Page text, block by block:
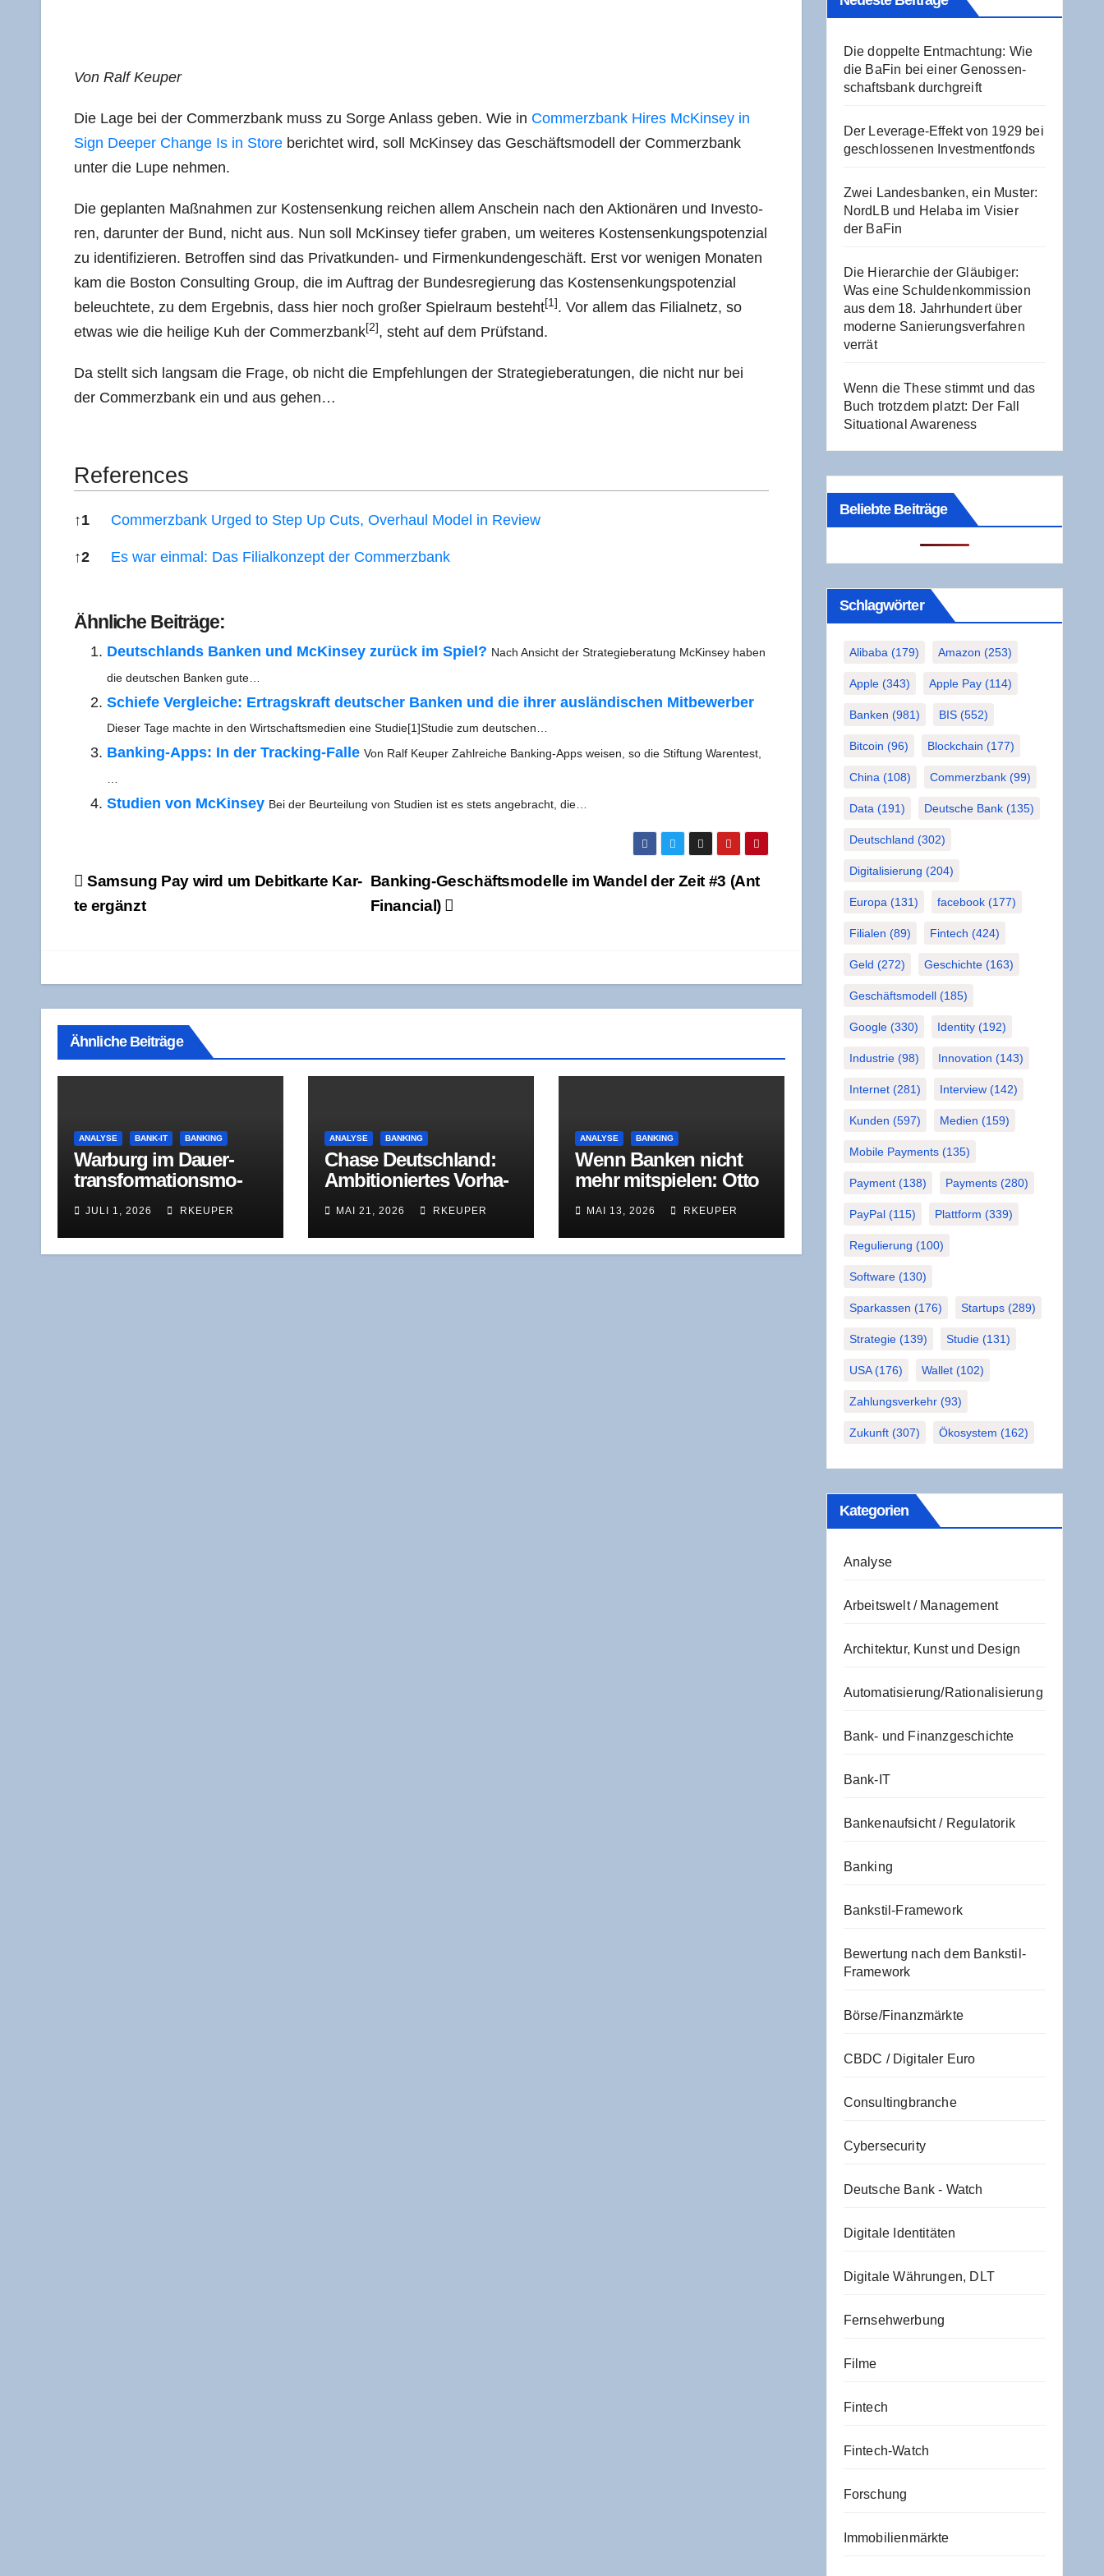
Von Ralf Keuper
Die Lage bei der Com­merz­bank muss zu Sor­ge Anlass geben. Wie in Com­merz­bank Hires McK­in­sey in
Sign Deeper Chan­ge Is in Store berich­tet wird, soll McK­in­sey das Geschäfts­mo­dell der Com­merz­bank
unter die Lupe nehmen.
Die geplan­ten Maß­nah­men zur Kos­ten­sen­kung rei­chen allem Anschein nach den Aktio­nä­ren und Inves­to­
ren, dar­un­ter der Bund, nicht aus. Nun soll McK­in­sey tie­fer gra­ben, um wei­te­res Kos­ten­sen­kungs­po­ten­zi­al
zu iden­ti­fi­zie­ren. Betrof­fen sind das Pri­vat­kun­den- und Fir­men­kun­den­ge­schäft. Erst vor weni­gen Mona­ten
kam die Bos­ton Con­sul­ting Group, die im Auf­trag der Bun­des­re­gie­rung das Kos­ten­sen­kungs­po­ten­zi­al
beleuch­te­te, zu dem Ergeb­nis, dass hier noch gro­ßer Spiel­raum besteht[1] . Vor allem das Fili­al­netz, so
etwas wie die hei­li­ge Kuh der Com­merz­bank[2] , steht auf dem Prüfstand.
Da stellt sich lang­sam die Fra­ge, ob nicht die Emp­feh­lun­gen der Stra­te­gie­be­ra­tun­gen, die nicht nur bei
der Com­merz­bank ein und aus gehen…
Refe­ren­ces
↑1 Com­merz­bank Urged to Step Up Cuts, Over­haul Model in Review
↑2 Es war ein­mal: Das Fili­al­kon­zept der Commerzbank
Ähn­li­che Beiträge:
Deutsch­lands Ban­ken und McK­in­sey zurück im Spiel? Nach Ansicht der Stra­te­gie­be­ra­tung McK­in­sey haben
die deut­schen Ban­ken gute…
Schie­fe Ver­glei­che: Ertrags­kraft deut­scher Ban­ken und die ihrer aus­län­di­schen Mit­be­wer­ber
Die­ser Tage mach­te in den Wirt­schafts­me­di­en eine Stu­die[1]Stu­die zum deutschen…
Ban­king-Apps: In der Track­ing-Fal­le Von Ralf Keu­per Zahl­rei­che Ban­king-Apps wei­sen, so die Stif­tung Warentest,
Stu­di­en von McK­in­sey Bei der Beur­tei­lung von Stu­di­en ist es stets ange­bracht, die…
Beitragsnavigation
Ban­king-Geschäfts­mo­del­le im Wan­del der Zeit #3 (Ant
Financial)
Sam­sung Pay wird um Debit­kar­te Kar­
te ergänzt
Ähnliche Beiträge
ANALYSE BANK-IT BANKING
War­burg im Dau­er­
trans­for­ma­ti­ons­mo­
ver­lust 2025 wirk­
lich zeigt
JULI 1, 2026 RKEUPER
ANALYSE BANKING
Cha­se Deutsch­land:
Ambi­tio­nier­tes Vor­ha­
Herausforderungen
MAI 21, 2026 RKEUPER
ANALYSE BANKING
Wenn Ban­ken nicht
mehr mit­spie­len: Otto
brik in der
Restrukturierung
MAI 13, 2026 RKEUPER
Die dop­pel­te Ent­mach­tung: Wie
die BaFin bei einer Genos­sen­
schafts­bank durchgreift
Der Levera­ge-Effekt von 1929 bei
geschlos­se­nen Investmentfonds
Zwei Lan­des­ban­ken, ein Mus­ter:
NordLB und Hela­ba im Visier
der BaFin
Die Hier­ar­chie der Gläu­bi­ger:
Was eine Schul­den­kom­mis­si­on
aus dem 18. Jahr­hun­dert über
moder­ne Sanie­rungs­ver­fah­ren
verrät
Wenn die The­se stimmt und das
Buch trotz­dem platzt: Der Fall
Situa­tio­nal Awareness
Beliebte Beiträge
Schlag­wör­ter
Alibaba (179) Amazon (253)
Apple(343) Apple Pay(114)
Banken (981) BIS(552)
Bitcoin (96) Blockchain (177)
China (108) Commerzbank(99)
Data (191) Deutsche Bank(135)
Deutschland (302)
Digitalisierung (204)
Europa (131) facebook(177)
Filialen (89) Fintech (424)
Geld (272) Geschichte(163)
Geschäftsmodell(185)
Google(330) Identity(192)
Industrie(98) Innovation (143)
Internet(281) Interview(142)
Kunden (597) Medien (159)
Mobile Payments(135)
Payment(138) Payments(280)
PayPal(115) Plattform (339)
Regulierung (100)
Software(130)
Sparkassen (176) Startups(289)
Strategie(139) Studie(131)
USA(176) Wallet(102)
Zahlungsverkehr(93)
Zukunft(307) Ökosystem (162)
Kate­go­rien
Analyse
Arbeitswelt / Management
Architektur, Kunst und Design
Automatisierung/Rationalisierung
Bank- und Finanzgeschichte
Bank-IT
Bankenaufsicht / Regulatorik
Banking
Bankstil-Framework
Bewertung nach dem Bankstil-
Framework
Börse/Finanzmärkte
CBDC / Digitaler Euro
Consultingbranche
Cybersecurity
Deutsche Bank - Watch
Digitale Identitäten
Digitale Währungen, DLT
Fernsehwerbung
Filme
Fintech
Fintech-Watch
Forschung
Immobilienmärkte